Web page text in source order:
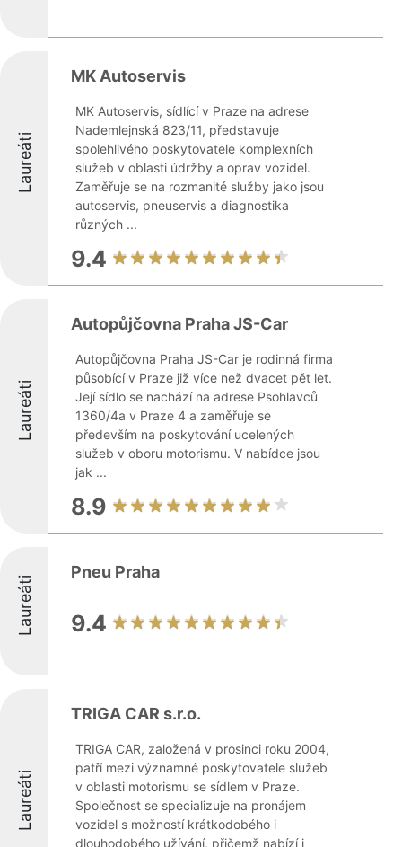
Laureáti
MK Autoservis
MK Autoservis, sídlící v Praze na adrese
Nademlejnská 823/11, představuje
spolehlivého poskytovatele komplexních
služeb v oblasti údržby a oprav vozidel.
Zaměřuje se na rozmanité služby jako jsou
autoservis, pneuservis a diagnostika
různých ...
9.4
Laureáti
Autopůjčovna Praha JS-Car
Autopůjčovna Praha JS-Car je rodinná firma
působící v Praze již více než dvacet pět let.
Její sídlo se nachází na adrese Psohlavců
1360/4a v Praze 4 a zaměřuje se
především na poskytování ucelených
služeb v oboru motorismu. V nabídce jsou
jak ...
8.9
Laureáti
Pneu Praha
9.4
Laureáti
TRIGA CAR s.r.o.
TRIGA CAR, založená v prosinci roku 2004,
patří mezi významné poskytovatele služeb
v oblasti motorismu se sídlem v Praze.
Společnost se specializuje na pronájem
vozidel s možností krátkodobého i
dlouhodobého užívání, přičemž nabízí i